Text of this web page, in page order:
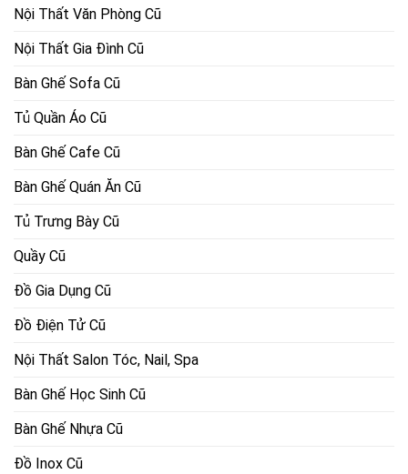
Nội Thất Văn Phòng Cũ
Nội Thất Gia Đình Cũ
Bàn Ghế Sofa Cũ
Tủ Quần Áo Cũ
Bàn Ghế Cafe Cũ
Bàn Ghế Quán Ăn Cũ
Tủ Trưng Bày Cũ
Quầy Cũ
Đồ Gia Dụng Cũ
Đồ Điện Tử Cũ
Nội Thất Salon Tóc, Nail, Spa
Bàn Ghế Học Sinh Cũ
Bàn Ghế Nhựa Cũ
Đồ Inox Cũ